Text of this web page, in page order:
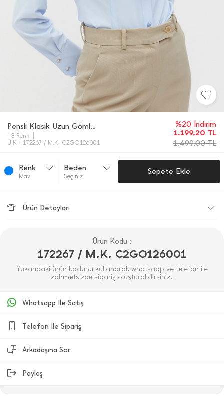
Pensli Klasik Uzun Gömlek
+3 Renk
Ü.K : 172267 / M.K. C2GO126001
%20 İndirim
1.199,20 TL
1.499,00TL
Renk
Mavi̇
Beden
Seçiniz
Sepete Ekle
Ürün Detayları
Ürün Kodu :
172267 / M.K. C2GO126001
Yukarıdaki ürün kodunu kullanarak whatsapp ve telefon ile
zahmetsizce sipariş oluşturabilirsiniz.
Whatsapp İle Satış
Telefon İle Sipariş
Arkadaşına Sor
Paylaş